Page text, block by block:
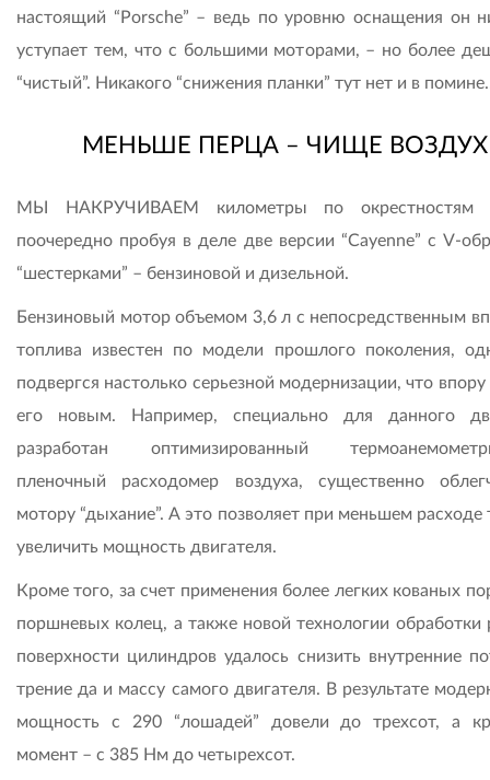
настоящий “Porsche” – ведь по уровню оснащения он
уступает тем, что с большими моторами, – но более
“чистый”. Никакого “снижения планки” тут нет и в
МЕНЬШЕ ПЕРЦА – ЧИЩЕ ВОЗДУХ
МЫ НАКРУЧИВАЕМ километры по окрестностям
поочередно пробуя в деле две версии “Cayenne” с V-
“шестерками” – бензиновой и дизельной.
Бензиновый мотор объемом 3,6 л с непосредственным
топлива известен по модели прошлого поколения,
подвергся настолько серьезной модернизации, что впору
его новым. Например, специально для данного
разработан оптимизированный
пленочный расходомер воздуха, существенно
мотору “дыхание”. А это позволяет при меньшем расходе
увеличить мощность двигателя.
Кроме того, за счет применения более легких кованых
поршневых колец, а также новой технологии обработки
поверхности цилиндров удалось снизить внутренние
трение да и массу самого двигателя. В результате
мощность с 290 “лошадей” довели до трехсот, а
момент – с 385 Нм до четырехсот.